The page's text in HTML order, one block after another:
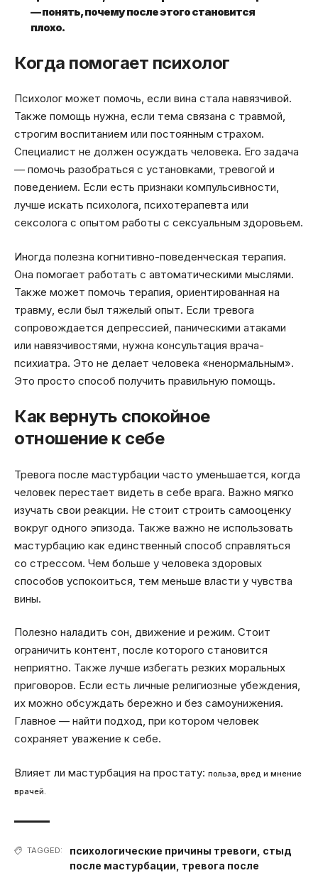
— понять, почему после этого становится
плохо.
Когда помогает психолог
Психолог может помочь, если вина стала навязчивой.
Также помощь нужна, если тема связана с травмой,
строгим воспитанием или постоянным страхом.
Специалист не должен осуждать человека. Его задача
— помочь разобраться с установками, тревогой и
поведением. Если есть признаки компульсивности,
лучше искать психолога, психотерапевта или
сексолога с опытом работы с сексуальным здоровьем.
Иногда полезна когнитивно-поведенческая терапия.
Она помогает работать с автоматическими мыслями.
Также может помочь терапия, ориентированная на
травму, если был тяжелый опыт. Если тревога
сопровождается депрессией, паническими атаками
или навязчивостями, нужна консультация врача-
психиатра. Это не делает человека «ненормальным».
Это просто способ получить правильную помощь.
Как вернуть спокойное
отношение к себе
Тревога после мастурбации часто уменьшается, когда
человек перестает видеть в себе врага. Важно мягко
изучать свои реакции. Не стоит строить самооценку
вокруг одного эпизода. Также важно не использовать
мастурбацию как единственный способ справляться
со стрессом. Чем больше у человека здоровых
способов успокоиться, тем меньше власти у чувства
вины.
Полезно наладить сон, движение и режим. Стоит
ограничить контент, после которого становится
неприятно. Также лучше избегать резких моральных
приговоров. Если есть личные религиозные убеждения,
их можно обсуждать бережно и без самоунижения.
Главное — найти подход, при котором человек
сохраняет уважение к себе.
Влияет ли мастурбация на простату: польза, вред и мнение
врачей.
TAGGED: психологические причины тревоги стыд
после мастурбации тревога после